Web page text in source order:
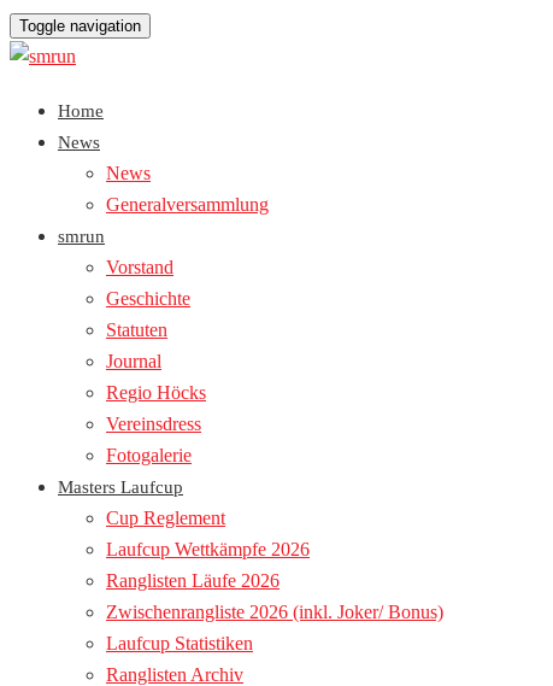
Toggle navigation
Home
News
News
Generalversammlung
smrun
Vorstand
Geschichte
Statuten
Journal
Regio Höcks
Vereinsdress
Fotogalerie
Masters Laufcup
Cup Reglement
Laufcup Wettkämpfe 2026
Ranglisten Läufe 2026
Zwischenrangliste 2026 (inkl. Joker/ Bonus)
Laufcup Statistiken
Ranglisten Archiv